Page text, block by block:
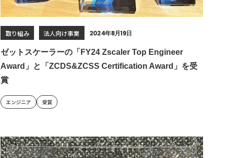
取り組み 法人向け事業 2024年8月19日
ゼットスケーラーの「FY24 Zscaler Top Engineer
Award」と「ZCDS&ZCSS Certification Award」を受
賞
エンジニア 受賞